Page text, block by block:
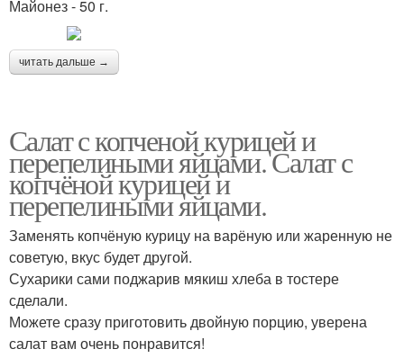
Майонез - 50 г.
читать дальше →
Салат с копченой курицей и
перепелиными яйцами. Салат с
копчёной курицей и
перепелиными яйцами.
Заменять копчёную курицу на варёную или жаренную не
советую, вкус будет другой.
Сухарики сами поджарив мякиш хлеба в тостере
сделали.
Можете сразу приготовить двойную порцию, уверена
салат вам очень понравится!